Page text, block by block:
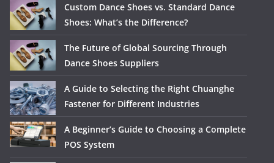
Custom Dance Shoes vs. Standard Dance
Shoes: What’s the Difference?
The Future of Global Sourcing Through
Dance Shoes Suppliers
A Guide to Selecting the Right Chuanghe
Fastener for Different Industries
A Beginner’s Guide to Choosing a Complete
POS System